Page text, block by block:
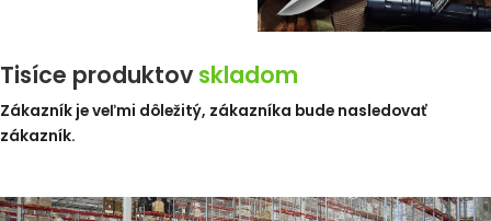
Tisíce produktov skladom
Zákazník je veľmi dôležitý, zákazníka bude nasledovať
zákazník.